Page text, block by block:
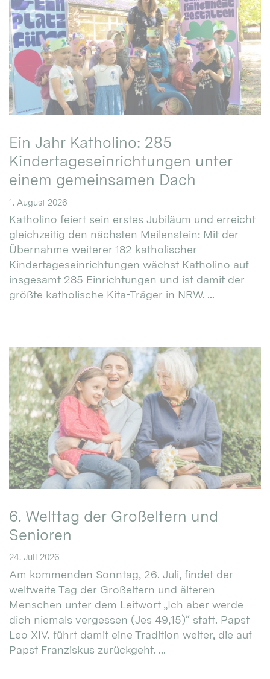
Ein Jahr Katholino: 285
Kindertageseinrichtungen unter
einem gemeinsamen Dach
1. August 2026
Katholino feiert sein erstes Jubiläum und erreicht
gleichzeitig den nächsten Meilenstein: Mit der
Übernahme weiterer 182 katholischer
Kindertageseinrichtungen wächst Katholino auf
insgesamt 285 Einrichtungen und ist damit der
größte katholische Kita-Träger in NRW. ...
6. Welttag der Großeltern und
Senioren
24. Juli 2026
Am kommenden Sonntag, 26. Juli, findet der
weltweite Tag der Großeltern und älteren
Menschen unter dem Leitwort „Ich aber werde
dich niemals vergessen (Jes 49,15)“ statt. Papst
Leo XIV. führt damit eine Tradition weiter, die auf
Papst Franziskus zurückgeht. ...